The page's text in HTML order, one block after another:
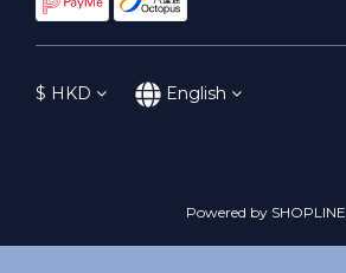
$ HKD English
Powered by SHOPLINE